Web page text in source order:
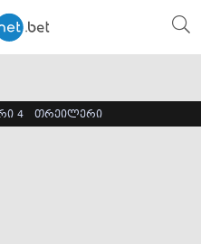
4 თრეილერი